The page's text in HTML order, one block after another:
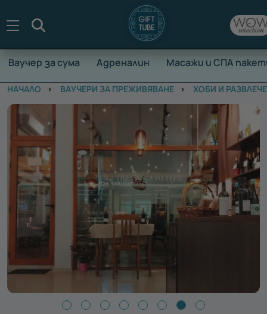
Ваучер за сума Адреналин Масажи и СПА
НАЧАЛО ВАУЧЕРИ ЗА ПРЕЖИВЯВАНЕ ХОБИ И